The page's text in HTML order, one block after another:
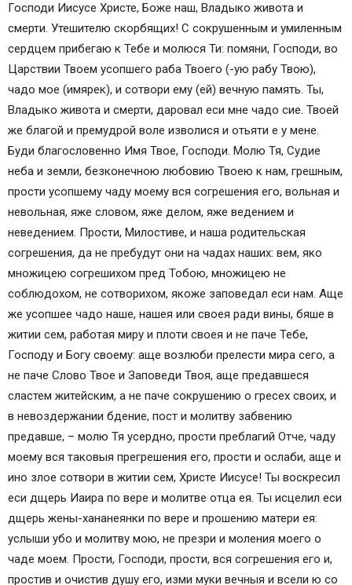
Авторизуйтесь
МОЛИТВА РОДИТЕЛЕЙ ОБ УСОПШИХ ДЕТЯХ
Мама не пропустит
Это интересно
Молитвы об усопших. Сила молитв за усопших
Почему усопшие не могут себе помочь
Сила молитв за усопших
ДОПОЛНИТЕЛЬНО ПО ЭТОЙ ТЕМЕ
МОЛИТВЫ ЗА УСОПШИХ
Каждодневная краткая молитва за усопших
Молитва за единоумершего до 40 дней
Молитвы об усопшем супруге (Молитва вдовы
об усопшем муже)
Молитва об усопшей жене (Молитва вдовца об
усопшей супруге)
Молитвы детей об усопших родителях
Молитва об усопшей матери
Молитва об усопшем отце
Молитвы родителей об усопших детях
Молитва об усопшей дочери
Молитва об усопшем сыне
Молитва за некрещеных и мертворожденных
младенцев
Молитва о самоубиенных
ВИДЕО НА ТЕМУ: СИЛА МОЛИТВ ЗА УСОПШИХ
Сборник молитв Архангелу Михаилу на все
случаи жизни
Господи Иисусе Христе, Боже наш, Владыко живота и
смерти. Утешителю скорбящих! С сокрушенным и умиленным
сердцем прибегаю к Тебе и молюся Ти: помяни, Господи, во
Царствии Твоем усопшего раба Твоего (-ую рабу Твою),
чадо мое (имярек), и сотвори ему (ей) вечную память. Ты,
Владыко живота и смерти, даровал еси мне чадо сие. Твоей
же благой и премудрой воле изволися и отьяти е у мене.
Буди благословенно Имя Твое, Господи. Молю Тя, Судие
неба и земли, безконечною любовию Твоею к нам, грешным,
прости усопшему чаду моему вся согрешения его, вольная и
невольная, яже словом, яже делом, яже ведением и
неведением. Прости, Милостиве, и наша родительская
согрешения, да не пребудут они на чадах наших: вем, яко
множицею согрешихом пред Тобою, множицею не
соблюдохом, не сотворихом, якоже заповедал еси нам. Аще
же усопшее чадо наше, нашея или своея ради вины, бяше в
житии сем, работая миру и плоти своея и не паче Тебе,
Господу и Богу своему: аще возлюби прелести мира сего, а
не паче Слово Твое и Заповеди Твоя, аще предавшеся
сластем житейским, а не паче сокрушению о гресех своих, и
в невоздержании бдение, пост и молитву забвению
предавше, – молю Тя усердно, прости преблагий Отче, чаду
моему вся таковыя прегрешения его, прости и ослаби, аще и
ино злое сотвори в житии сем, Христе Иисусе! Ты воскресил
еси дщерь Иаира по вере и молитве отца ея. Ты исцелил еси
дщерь жены-хананеянки по вере и прошению матери ея:
услыши убо и молитву мою, не презри и моления моего о
чаде моем. Прости, Господи, прости, вся согрешения его и,
простив и очистив душу его, изми муки вечныя и всели ю со